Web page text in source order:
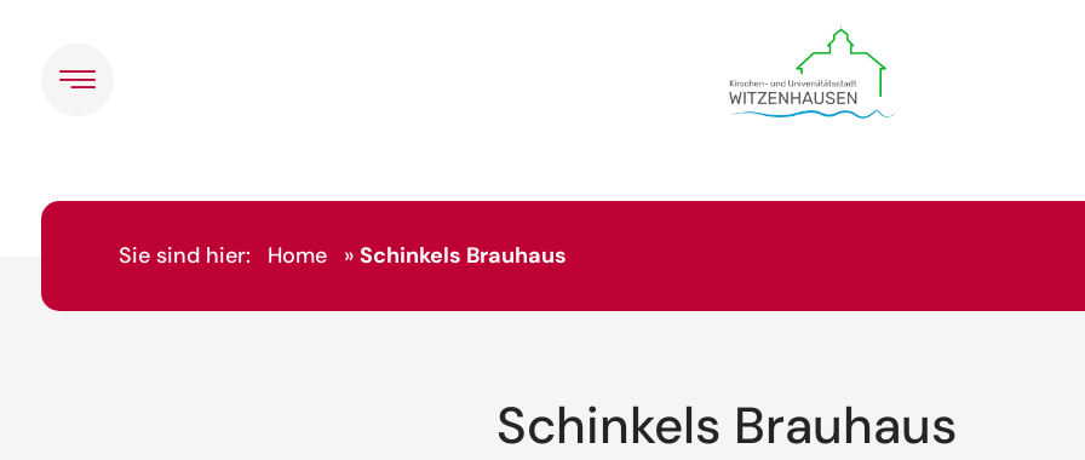
Sie sind hier: Home » Schinkels Brauhaus
Schinkels Brauhaus